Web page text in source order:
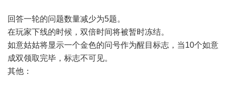
回答一轮的问题数量减少为5题。
在玩家下线的时候，双倍时间将被暂时冻结。
如意姑姑将显示一个金色的问号作为醒目标志，当10个如意
成双领取完毕，标志不可见。
其他：